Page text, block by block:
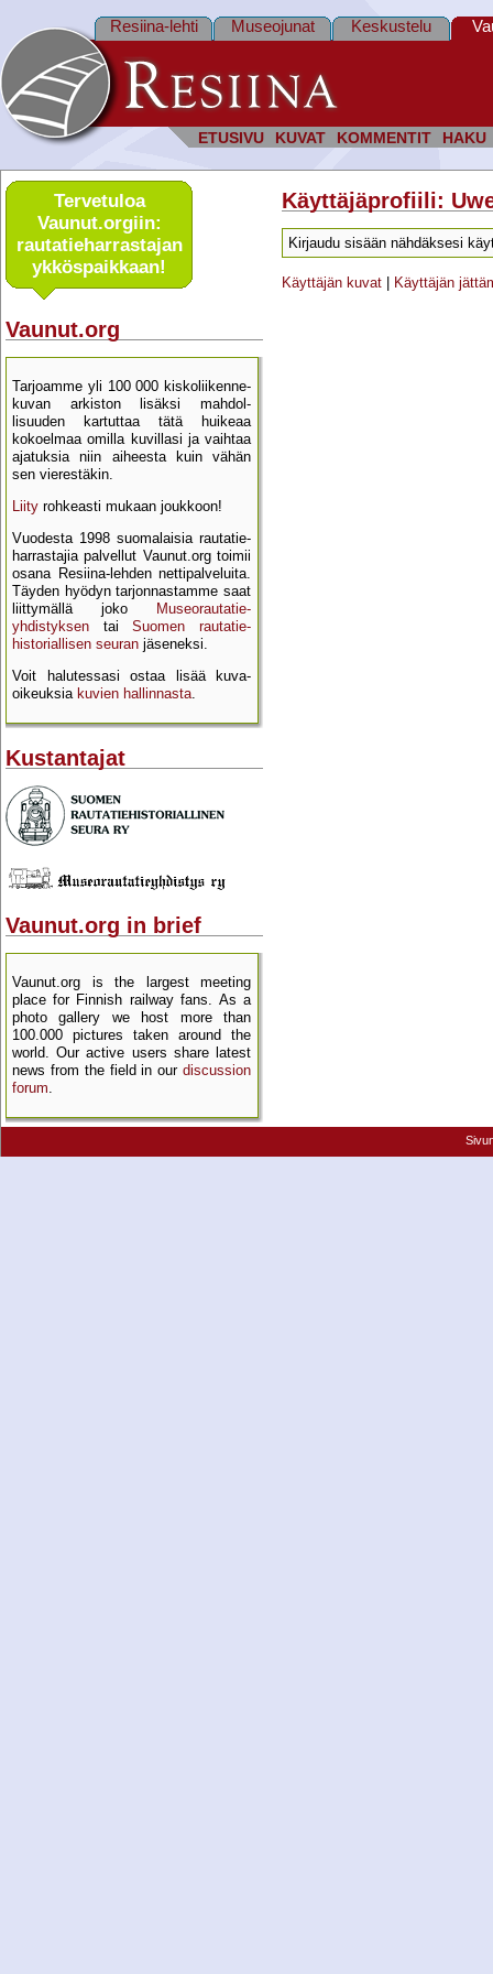
ETUSIVU KUVAT KOMMENTIT HAKU
Resiina-lehti Museojunat Keskustelu
Tervetuloa
Vaunut.orgiin:
rautatie­harrastajan
ykkös­paikkaan!
Vaunut.org
Tarjoamme yli 100 000 kisko­liikenne­
kuvan arkiston lisäksi mahdol­
lisuuden kartu­ttaa tätä huikeaa
kokoelmaa omilla kuvillasi ja vaihtaa
ajatuksia niin aiheesta kuin vähän
sen vierestäkin.
Liity rohkeasti mukaan joukkoon!
Vuodesta 1998 suomalaisia rautatie­
harrastajia palvellut Vaunut.org toimii
osana Resiina-lehden netti­palveluita.
Täyden hyödyn tarjon­nastamme saat
liittymällä joko
Museo­rautatie­
yhdistyksen tai Suomen rautatie­
historial­lisen seuran jäseneksi.
Voit halutessasi ostaa lisää kuva­
oikeuksia kuvien hallinnasta.
Kustantajat
Vaunut.org in brief
Vaunut.org is the largest meeting
place for Finnish railway fans. As a
photo gallery we host more than
100.000 pictures taken around the
world. Our active users share latest
news from the field in our discussion
forum
Käyttäjäprofiili:
Kirjaudu sisään nähdäksesi
Käyttäjän kuvat Käyttäjän